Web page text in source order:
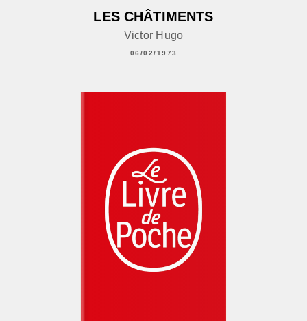
LES CHÂTIMENTS
Victor Hugo
06/02/1973